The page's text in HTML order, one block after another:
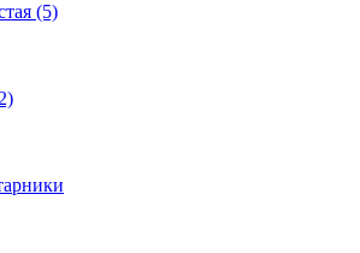
(5)